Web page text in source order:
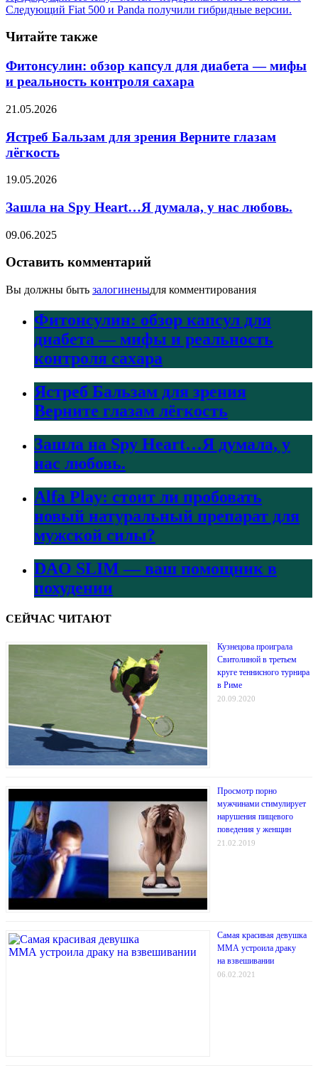
Следующий Fiat 500 и Panda получили гибридные версии.
Читайте также
Фитонсулин: обзор капсул для диабета — мифы
и реальность контроля сахара
21.05.2026
Ястреб Бальзам для зрения Верните глазам
лёгкость
19.05.2026
Зашла на Spy Heart…Я думала, у нас любовь.
09.06.2025
Оставить комментарий
Вы должны быть залогиненыдля комментирования
Фитонсулин: обзор капсул для
диабета — мифы и реальность
контроля сахара
Ястреб Бальзам для зрения
Верните глазам лёгкость
Зашла на Spy Heart…Я думала, у
нас любовь.
Alfa Play: стоит ли пробовать
новый натуральный препарат для
мужской силы?
DAO SLIM — ваш помощник в
похудении
СЕЙЧАС ЧИТАЮТ
Кузнецова проиграла
Свитолиной в третьем
круге теннисного турнира
в Риме
20.09.2020
Просмотр порно
мужчинами стимулирует
нарушения пищевого
поведения у женщин
21.02.2019
Самая красивая девушка
ММА устроила драку
на взвешивании
06.02.2021